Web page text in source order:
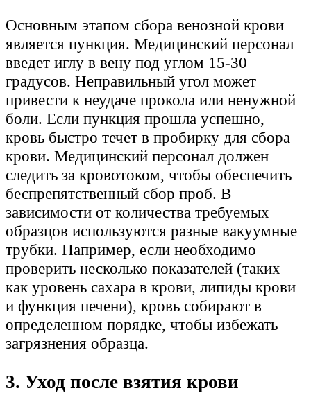
Основным этапом сбора венозной крови
является пункция. Медицинский персонал
введет иглу в вену под углом 15-30
градусов. Неправильный угол может
привести к неудаче прокола или ненужной
боли. Если пункция прошла успешно,
кровь быстро течет в пробирку для сбора
крови. Медицинский персонал должен
следить за кровотоком, чтобы обеспечить
беспрепятственный сбор проб. В
зависимости от количества требуемых
образцов используются разные вакуумные
трубки. Например, если необходимо
проверить несколько показателей (таких
как уровень сахара в крови, липиды крови
и функция печени), кровь собирают в
определенном порядке, чтобы избежать
загрязнения образца.
3. Уход после взятия крови